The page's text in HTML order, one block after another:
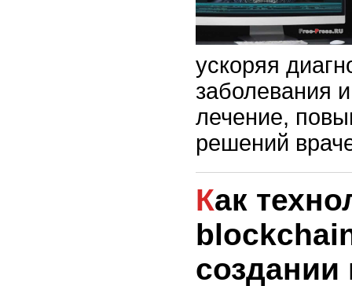
ускоряя
заболевания
лечение,
решений
Как технология